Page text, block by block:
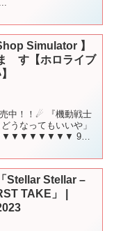
Simulator 】
【ホロライブ
中！！☄ 『機動戦士
うなってもいいや」
9月
Stellar Stellar –
TAKE」 |